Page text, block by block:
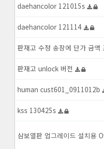
daehancolor 121015s
daehancolor 121114
판재고 수정 송장에 단가 금액
판재고 unlock 버전
human cust601_0911012b
kss 130425s
삼보열판 업그레이드 설치용